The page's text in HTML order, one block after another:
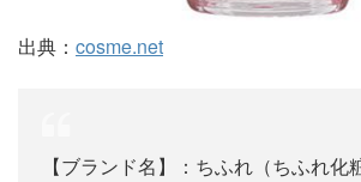
出典： cosme.net
【ブランド名】：ちふれ（ちふれ化